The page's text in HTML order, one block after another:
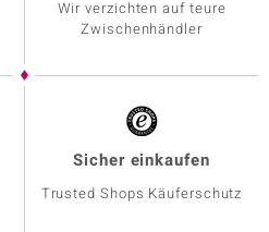
Wir verzichten auf teure
Zwischenhändler
Sicher einkaufen
Trusted Shops Käuferschutz